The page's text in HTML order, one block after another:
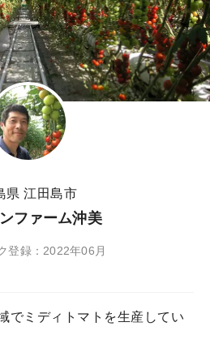
県 江田島市
ファーム沖美
登録：2022年06月
でミディトマトを生産してい